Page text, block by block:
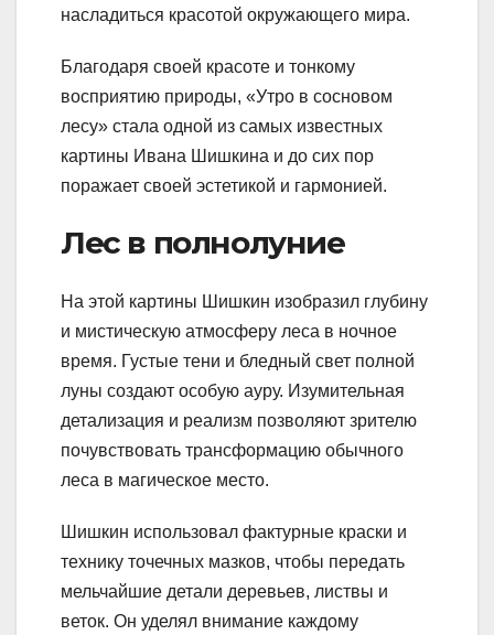
насладиться красотой окружающего мира.
Благодаря своей красоте и тонкому
восприятию природы, «Утро в сосновом
лесу» стала одной из самых известных
картины Ивана Шишкина и до сих пор
поражает своей эстетикой и гармонией.
Лес в полнолуние
На этой картины Шишкин изобразил глубину
и мистическую атмосферу леса в ночное
время. Густые тени и бледный свет полной
луны создают особую ауру. Изумительная
детализация и реализм позволяют зрителю
почувствовать трансформацию обычного
леса в магическое место.
Шишкин использовал фактурные краски и
технику точечных мазков, чтобы передать
мельчайшие детали деревьев, листвы и
веток. Он уделял внимание каждому